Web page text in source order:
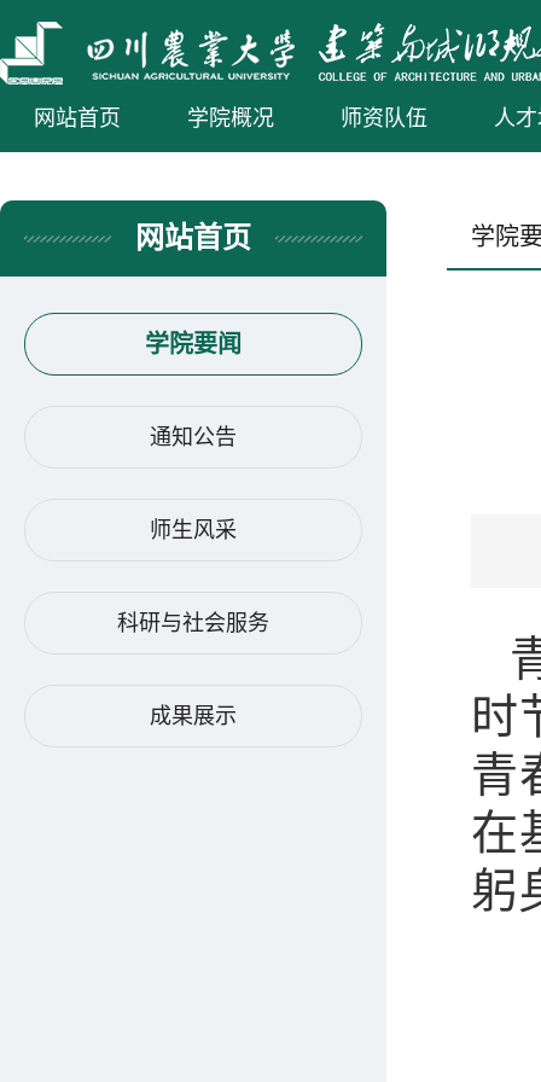
网站首页 学院概况 师资队伍 人
网站首页
学院要闻
通知公告
师生风采
科研与社会服务
成果展示
学院
时
青
在
躬